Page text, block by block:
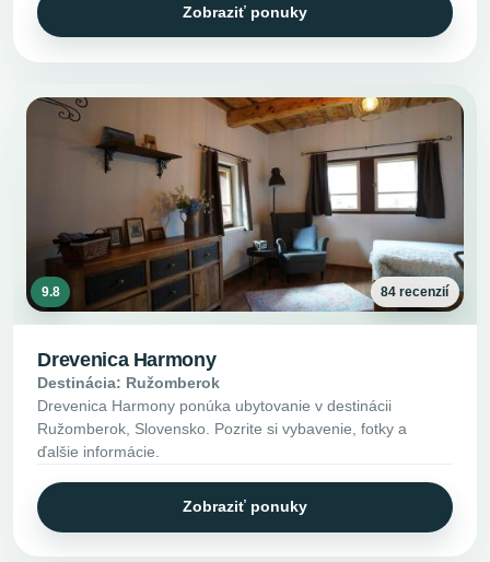
Zobraziť ponuky
9.8 84 recenzií
Drevenica Harmony
Destinácia: Ružomberok
Drevenica Harmony ponúka ubytovanie v destinácii
Ružomberok, Slovensko. Pozrite si vybavenie, fotky a
ďalšie informácie.
Zobraziť ponuky